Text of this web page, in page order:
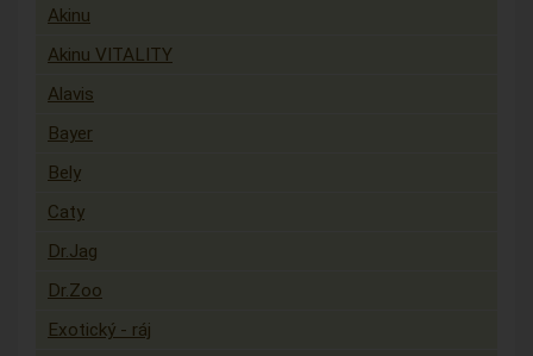
Akinu
Akinu VITALITY
Alavis
Bayer
Bely
Caty
Dr.Jag
Dr.Zoo
Exotický - ráj